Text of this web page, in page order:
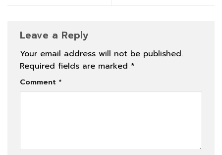
Leave a Reply
Your email address will not be published.
Required fields are marked *
Comment *